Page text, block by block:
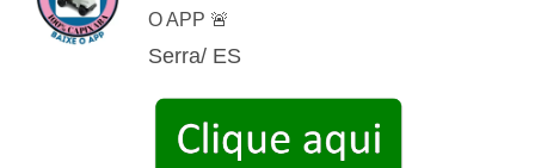
O APP 🚨
Serra/ ES